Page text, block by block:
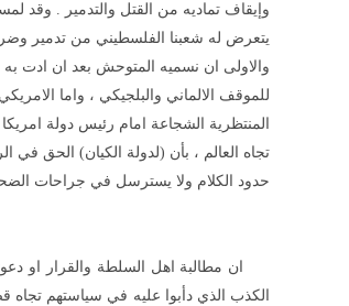
وإيقاف تماديه من القتل والتدمير .
يتعرض له شعبنا الفلسطيني من تدمير
والاولى ان نسميه المتوحش بعد ان ادت به
للموقف الالماني والبلجيكي ، واما
المنتظرية الشجاعة امام رئيس دولة
تجاه العالم ، بأن (لدولة الكيان) الحق في
حدود الكلام ولا يسترسل في جراحات
ان مطالبة اهل السلطة والقرار او
الكذب الذي دأبوا عليه في سياستهم تجاه